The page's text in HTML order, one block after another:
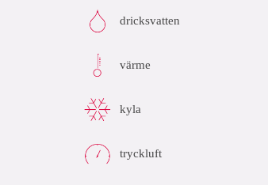
dricksvatten
värme
kyla
tryckluft